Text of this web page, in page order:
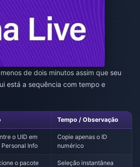
de dois minutos assim que seu
está a sequência com tempo e
Tempo / Observação
o UID em
Personal Info
Copie apenas o ID
numérico
o pacote
Seleção instantânea